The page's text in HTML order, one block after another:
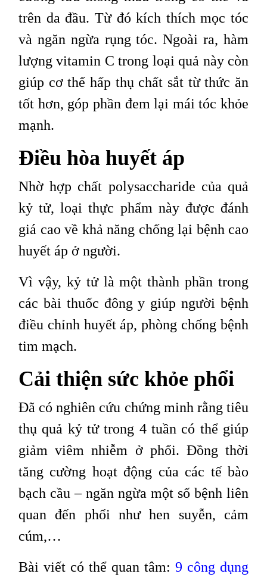
trên da đầu. Từ đó kích thích mọc tóc
và ngăn ngừa rụng tóc. Ngoài ra, hàm
lượng vitamin C trong loại quả này còn
giúp cơ thể hấp thụ chất sắt từ thức ăn
tốt hơn, góp phần đem lại mái tóc khỏe
mạnh.
Điều hòa huyết áp
Nhờ hợp chất polysaccharide của quả
kỷ tử, loại thực phẩm này được đánh
giá cao về khả năng chống lại bệnh cao
huyết áp ở người.
Vì vậy, kỷ tử là một thành phần trong
các bài thuốc đông y giúp người bệnh
điều chỉnh huyết áp, phòng chống bệnh
tim mạch.
Cải thiện sức khỏe phổi
Đã có nghiên cứu chứng minh rằng tiêu
thụ quả kỷ tử trong 4 tuần có thể giúp
giảm viêm nhiễm ở phổi. Đồng thời
tăng cường hoạt động của các tế bào
bạch cầu – ngăn ngừa một số bệnh liên
quan đến phổi như hen suyễn, cảm
cúm,…
Bài viết có thể quan tâm: 9 công dụng